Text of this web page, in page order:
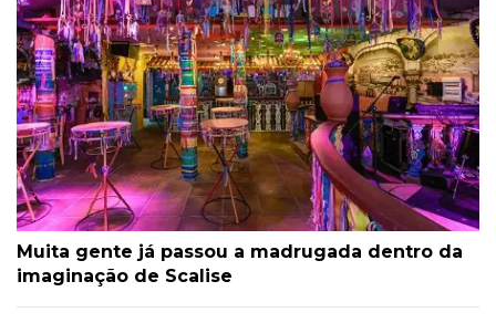
Muita gente já passou a madrugada dentro da
imaginação de Scalise